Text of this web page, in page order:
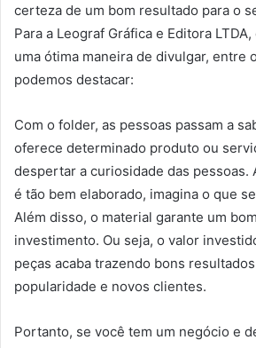
certeza de um bom resultado para o
Para a Leograf Gráfica e Editora
uma ótima maneira de divulgar, entre
podemos destacar:
Com o folder, as pessoas passam a
oferece determinado produto ou
despertar a curiosidade das pessoas.
é tão bem elaborado, imagina o que
Além disso, o material garante um
investimento. Ou seja, o valor
peças acaba trazendo bons
popularidade e novos clientes.
Portanto, se você tem um negócio e